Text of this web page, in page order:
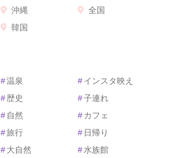
沖縄
全国
韓国
#温泉 #インスタ映え
#歴史 #子連れ
# 自然 # カフェ
#旅行 # 日帰り
#大自然 #水族館